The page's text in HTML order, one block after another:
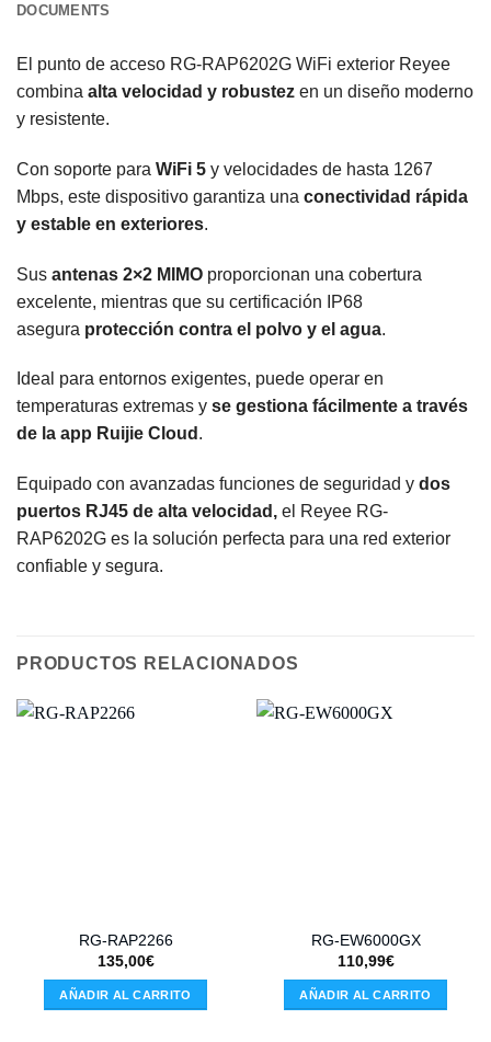
DOCUMENTS
El punto de acceso RG-RAP6202G WiFi exterior Reyee
combina alta velocidad y robustez en un diseño moderno
y resistente.
Con soporte para WiFi 5 y velocidades de hasta 1267
Mbps, este dispositivo garantiza una conectividad rápida
y estable en exteriores.
Sus antenas 2×2 MIMO proporcionan una cobertura
excelente, mientras que su certificación IP68
asegura protección contra el polvo y el agua.
Ideal para entornos exigentes, puede operar en
temperaturas extremas y se gestiona fácilmente a través
de la app Ruijie Cloud .
Equipado con avanzadas funciones de seguridad y dos
puertos RJ45 de alta velocidad, el Reyee RG-
RAP6202G es la solución perfecta para una red exterior
confiable y segura.
PRODUCTOS RELACIONADOS
RG-RAP2266
135,00€
AÑADIR AL CARRITO
RG-EW6000GX
110,99€
AÑADIR AL CARRITO